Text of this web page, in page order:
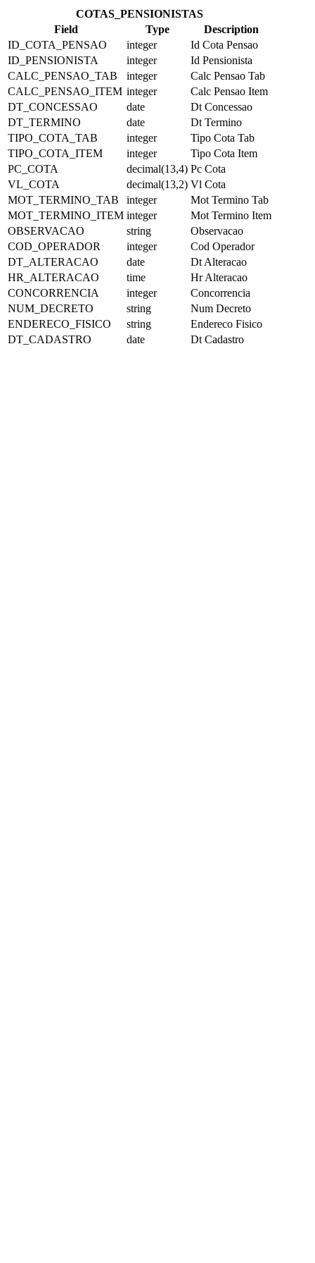
COTAS_PENSIONISTAS
Field
Type
Description
ID_COTA_PENSAO
integer
Id Cota Pensao
ID_PENSIONISTA
integer
Id Pensionista
CALC_PENSAO_TAB
integer
Calc Pensao Tab
CALC_PENSAO_ITEM integer
Calc Pensao Item
DT_CONCESSAO
date
Dt Concessao
DT_TERMINO
date
Dt Termino
TIPO_COTA_TAB
integer
Tipo Cota Tab
TIPO_COTA_ITEM
integer
Tipo Cota Item
PC_COTA
decimal(13,4) Pc Cota
VL_COTA
decimal(13,2) Vl Cota
MOT_TERMINO_TAB
integer
Mot Termino Tab
MOT_TERMINO_ITEM integer
Mot Termino Item
OBSERVACAO
string
Observacao
COD_OPERADOR
integer
Cod Operador
DT_ALTERACAO
date
Dt Alteracao
HR_ALTERACAO
time
Hr Alteracao
CONCORRENCIA
integer
Concorrencia
NUM_DECRETO
string
Num Decreto
ENDERECO_FISICO
string
Endereco Fisico
DT_CADASTRO
date Dt Cadastro